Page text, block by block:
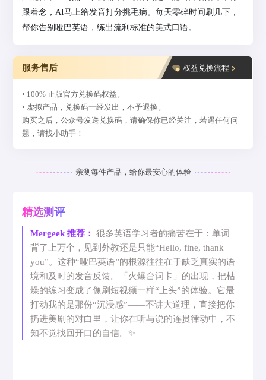
跟着念，AI马上给发音打分挑毛病。每天零碎时间刷几下，
帮你告别哑巴英语，练出流利标准的美式口语。
服务售后 权益兑换流程
• 100% 正版官方兑换码权益。
• 虚拟产品，兑换码一经发出，不予退换。
购买之后，公众号发送兑换码，请确保你已经关注，若遇任何问
题，请找小助手！
亲测每件产品，给你最安心的体验
精选测评
Mergeek 推荐：
很多英语学习者的痛苦在于：单词
背了上万个，见到外教还是只能“Hello, fine, thank
you”。这种“哑巴英语”的根源往往在于缺乏真实的语
境和及时的发音反馈。「火爆台词卡」的出现，把枯
燥的练习变成了像刷短视频一样“上头”的体验。它最
打动我的是那份“沉浸感”——不讲大道理，直接把你
扔进美剧的对白里，让你在听与说的连贯律动中，不
知不觉找回开口的自信。✨